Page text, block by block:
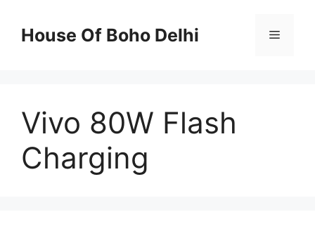
contentHouse Of Boho Delhi Menu
Vivo 80W Flash
Charging